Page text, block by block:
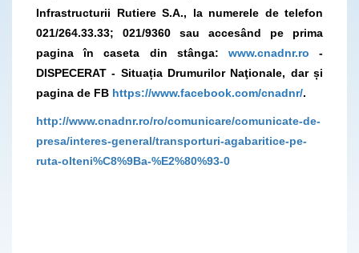
Infrastructurii Rutiere S.A., la numerele de telefon
021/264.33.33; 021/9360 sau accesând pe prima
pagina în caseta din stânga: www.cnadnr.ro -
DISPECERAT - Situația Drumurilor Naţionale, dar și
pagina de FB https://www.facebook.com/cnadnr/.
http://www.cnadnr.ro/ro/comunicare/comunicate-de-
presa/interes-general/transporturi-agabaritice-pe-
ruta-olteni%C8%9Ba-%E2%80%93-0